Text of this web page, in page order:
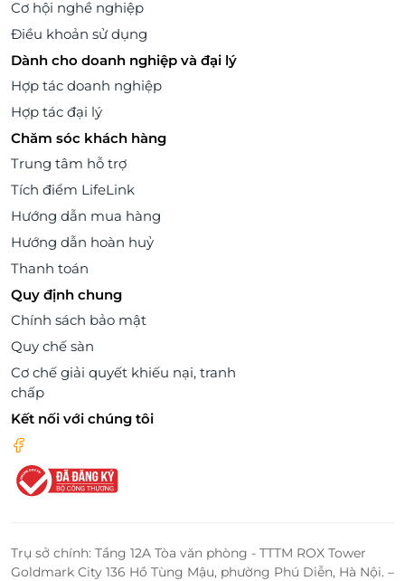
Cơ hội nghề nghiệp
Điều khoản sử dụng
Dành cho doanh nghiệp và đại lý
Hợp tác doanh nghiệp
Hợp tác đại lý
Chăm sóc khách hàng
Trung tâm hỗ trợ
Tích điểm LifeLink
Hướng dẫn mua hàng
Hướng dẫn hoàn huỷ
Thanh toán
Quy định chung
Chính sách bảo mật
Quy chế sàn
Cơ chế giải quyết khiếu nại, tranh
chấp
Kết nối với chúng tôi
Trụ sở chính: Tầng 12A Tòa văn phòng - TTTM ROX Tower
Goldmark City 136 Hồ Tùng Mậu, phường Phú Diễn, Hà Nội. –